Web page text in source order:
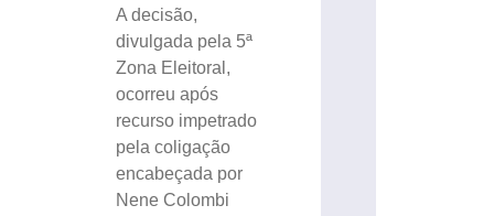
A decisão,
divulgada pela 5ª
Zona Eleitoral,
ocorreu após
recurso impetrado
pela coligação
encabeçada por
Nene Colombi